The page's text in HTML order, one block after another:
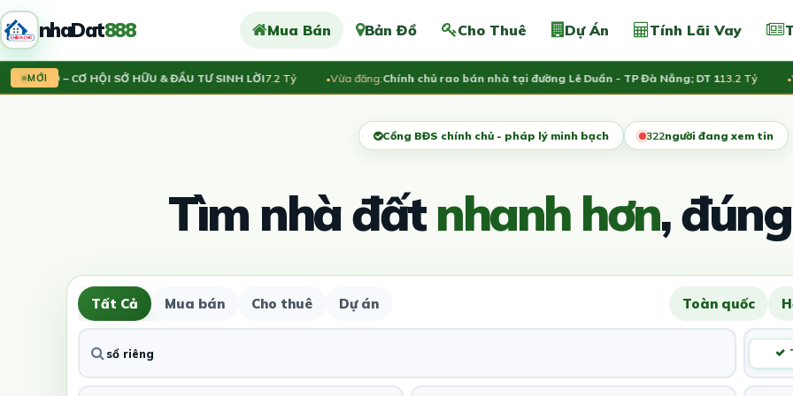
nhaDat888 Mua Bán Bản Đồ Cho Thuê Dự Án Tính Lãi Vay
MỚI
HỘ – CƠ HỘI SỞ HỮU & ĐẦU TƯ SINH LỜI7.2 Tỷ Vừa đăng:Chính chủ rao bán nhà tại đường Lê Duẩn - TP Đà Nẵng; DT 113.2 Tỷ Vừa
Cổng BĐS chính chủ - pháp lý minh bạch 319người đang xem tin
Tìm nhà đấtnhanh hơn,
Tất Cả Mua bán Cho thuê Dự án Toàn quốc